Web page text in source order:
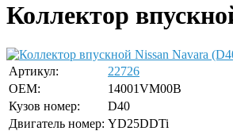
Коллектор
Артикул:
22726
OEM:
14001VM00B
Кузов номер:
D40
Двигатель номер: YD25DDTi